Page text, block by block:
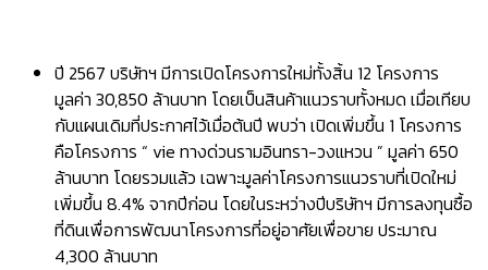
ปี 2567 บริษัทฯ มีการเปิดโครงการใหม่ทั้งสิ้น 12 โครงการ
มูลค่า 30,850 ล้านบาท โดยเป็นสินค้าแนวราบทั้งหมด เมื่อเทียบ
กับแผนเดิมที่ประกาศไว้เมื่อต้นปี พบว่า เปิดเพิ่มขึ้น 1 โครงการ
คือโครงการ “ vie ทางด่วนรามอินทรา-วงแหวน ” มูลค่า 650
ล้านบาท โดยรวมแล้ว เฉพาะมูลค่าโครงการแนวราบที่เปิดใหม่
เพิ่มขึ้น 8.4% จากปีก่อน โดยในระหว่างปีบริษัทฯ มีการลงทุนซื้อ
ที่ดินเพื่อการพัฒนาโครงการที่อยู่อาศัยเพื่อขาย ประมาณ
4,300 ล้านบาท